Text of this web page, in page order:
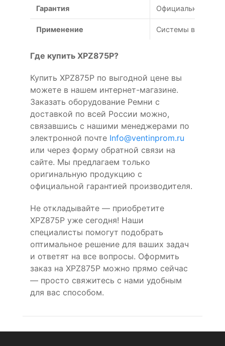
Гарантия Официальная
Применение Системы
Где купить XPZ875P?
Купить XPZ875P по выгодной цене вы
можете в нашем интернет-магазине.
Заказать оборудование Ремни с
доставкой по всей России можно,
связавшись с нашими менеджерами по
электронной почте Info@ventinprom.ru
или через форму обратной связи на
сайте. Мы предлагаем только
оригинальную продукцию с
официальной гарантией производителя.
Не откладывайте — приобретите
XPZ875P уже сегодня! Наши
специалисты помогут подобрать
оптимальное решение для ваших задач
и ответят на все вопросы. Оформить
заказ на XPZ875P можно прямо сейчас
— просто свяжитесь с нами удобным
для вас способом.